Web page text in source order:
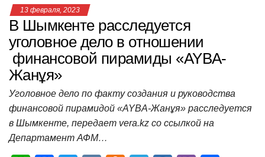
13 февраля, 2023
В Шымкенте расследуется
уголовное дело в отношении
финансовой пирамиды «AYBA-
Жанұя»
Уголовное дело по факту создания и руководства
финансовой пирамидой «AYBA-Жанұя» расследуется
в Шымкенте, передает vera.kz со ссылкой на
Департамент АФМ…